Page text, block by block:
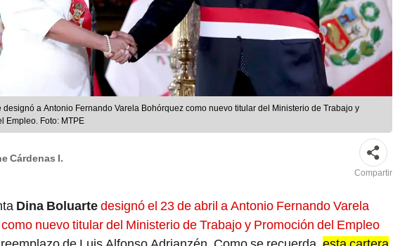
designó a Antonio Fernando Varela Bohórquez como nuevo titular del Ministerio de Trabajo y
Empleo. Foto: MTPE
Cárdenas I.
Compartir
Dina Boluartedesignó el 23 de abril a Antonio Fernando Varela
nuevo titular del Ministerio de Trabajo y Promoción del Empleo